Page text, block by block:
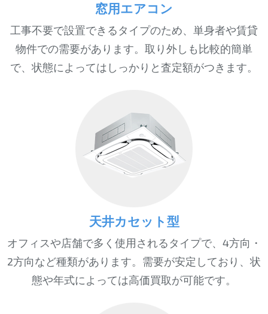
窓用エアコン
工事不要で設置できるタイプのため、単身者や賃貸
物件での需要があります。取り外しも比較的簡単
で、状態によってはしっかりと査定額がつきます。
天井カセット型
オフィスや店舗で多く使用されるタイプで、4方向・
2方向など種類があります。需要が安定しており、状
態や年式によっては高価買取が可能です。